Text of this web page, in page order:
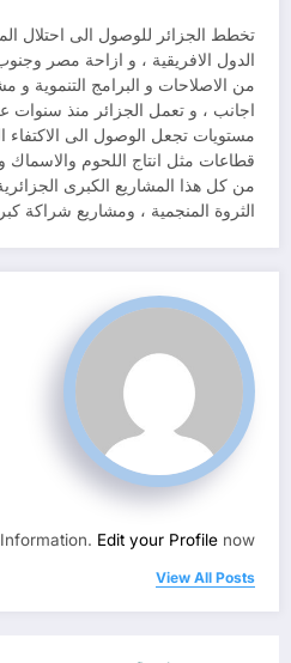
تخطط الجزائر للوصول الى احتلال
الدول الافريقية ، و ازاحة مصر
من الاصلاحات و البرامج التنموية و
اجانب ، و تعمل الجزائر منذ سنوات
مستويات تجعل الوصول الى الاكتفاء
قطاعات مثل انتاج اللحوم والاسماك
من كل هذا المشاريع الكبرى
الثروة المنجمية ، ومشاريع شراكة
Edit your Profile now.
View All Posts